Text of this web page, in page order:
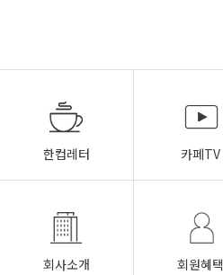
한컵레터 카페TV
회사소개 회원혜택